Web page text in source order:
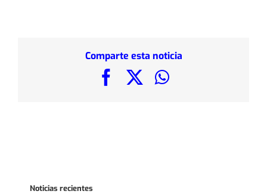
Comparte esta noticia
FacebookWhatsApp
Noticias recientes